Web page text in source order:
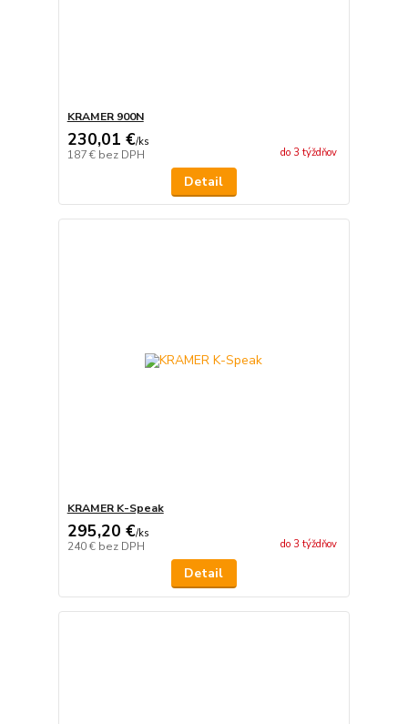
KRAMER 900N
230,01 €/ks
187 € bez DPH do 3 týždňov
Detail
KRAMER K-Speak
295,20 €/ks
240 € bez DPH do 3 týždňov
Detail